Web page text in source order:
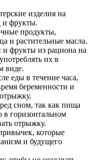
изделия на
и фрукты.
продукты,
и растительные масла.
фрукты из рациона на
их в
виде.
еды в течение часа,
беременности и
сном, так как пища
в горизонтальном
отрыжку.
которые
и будущего